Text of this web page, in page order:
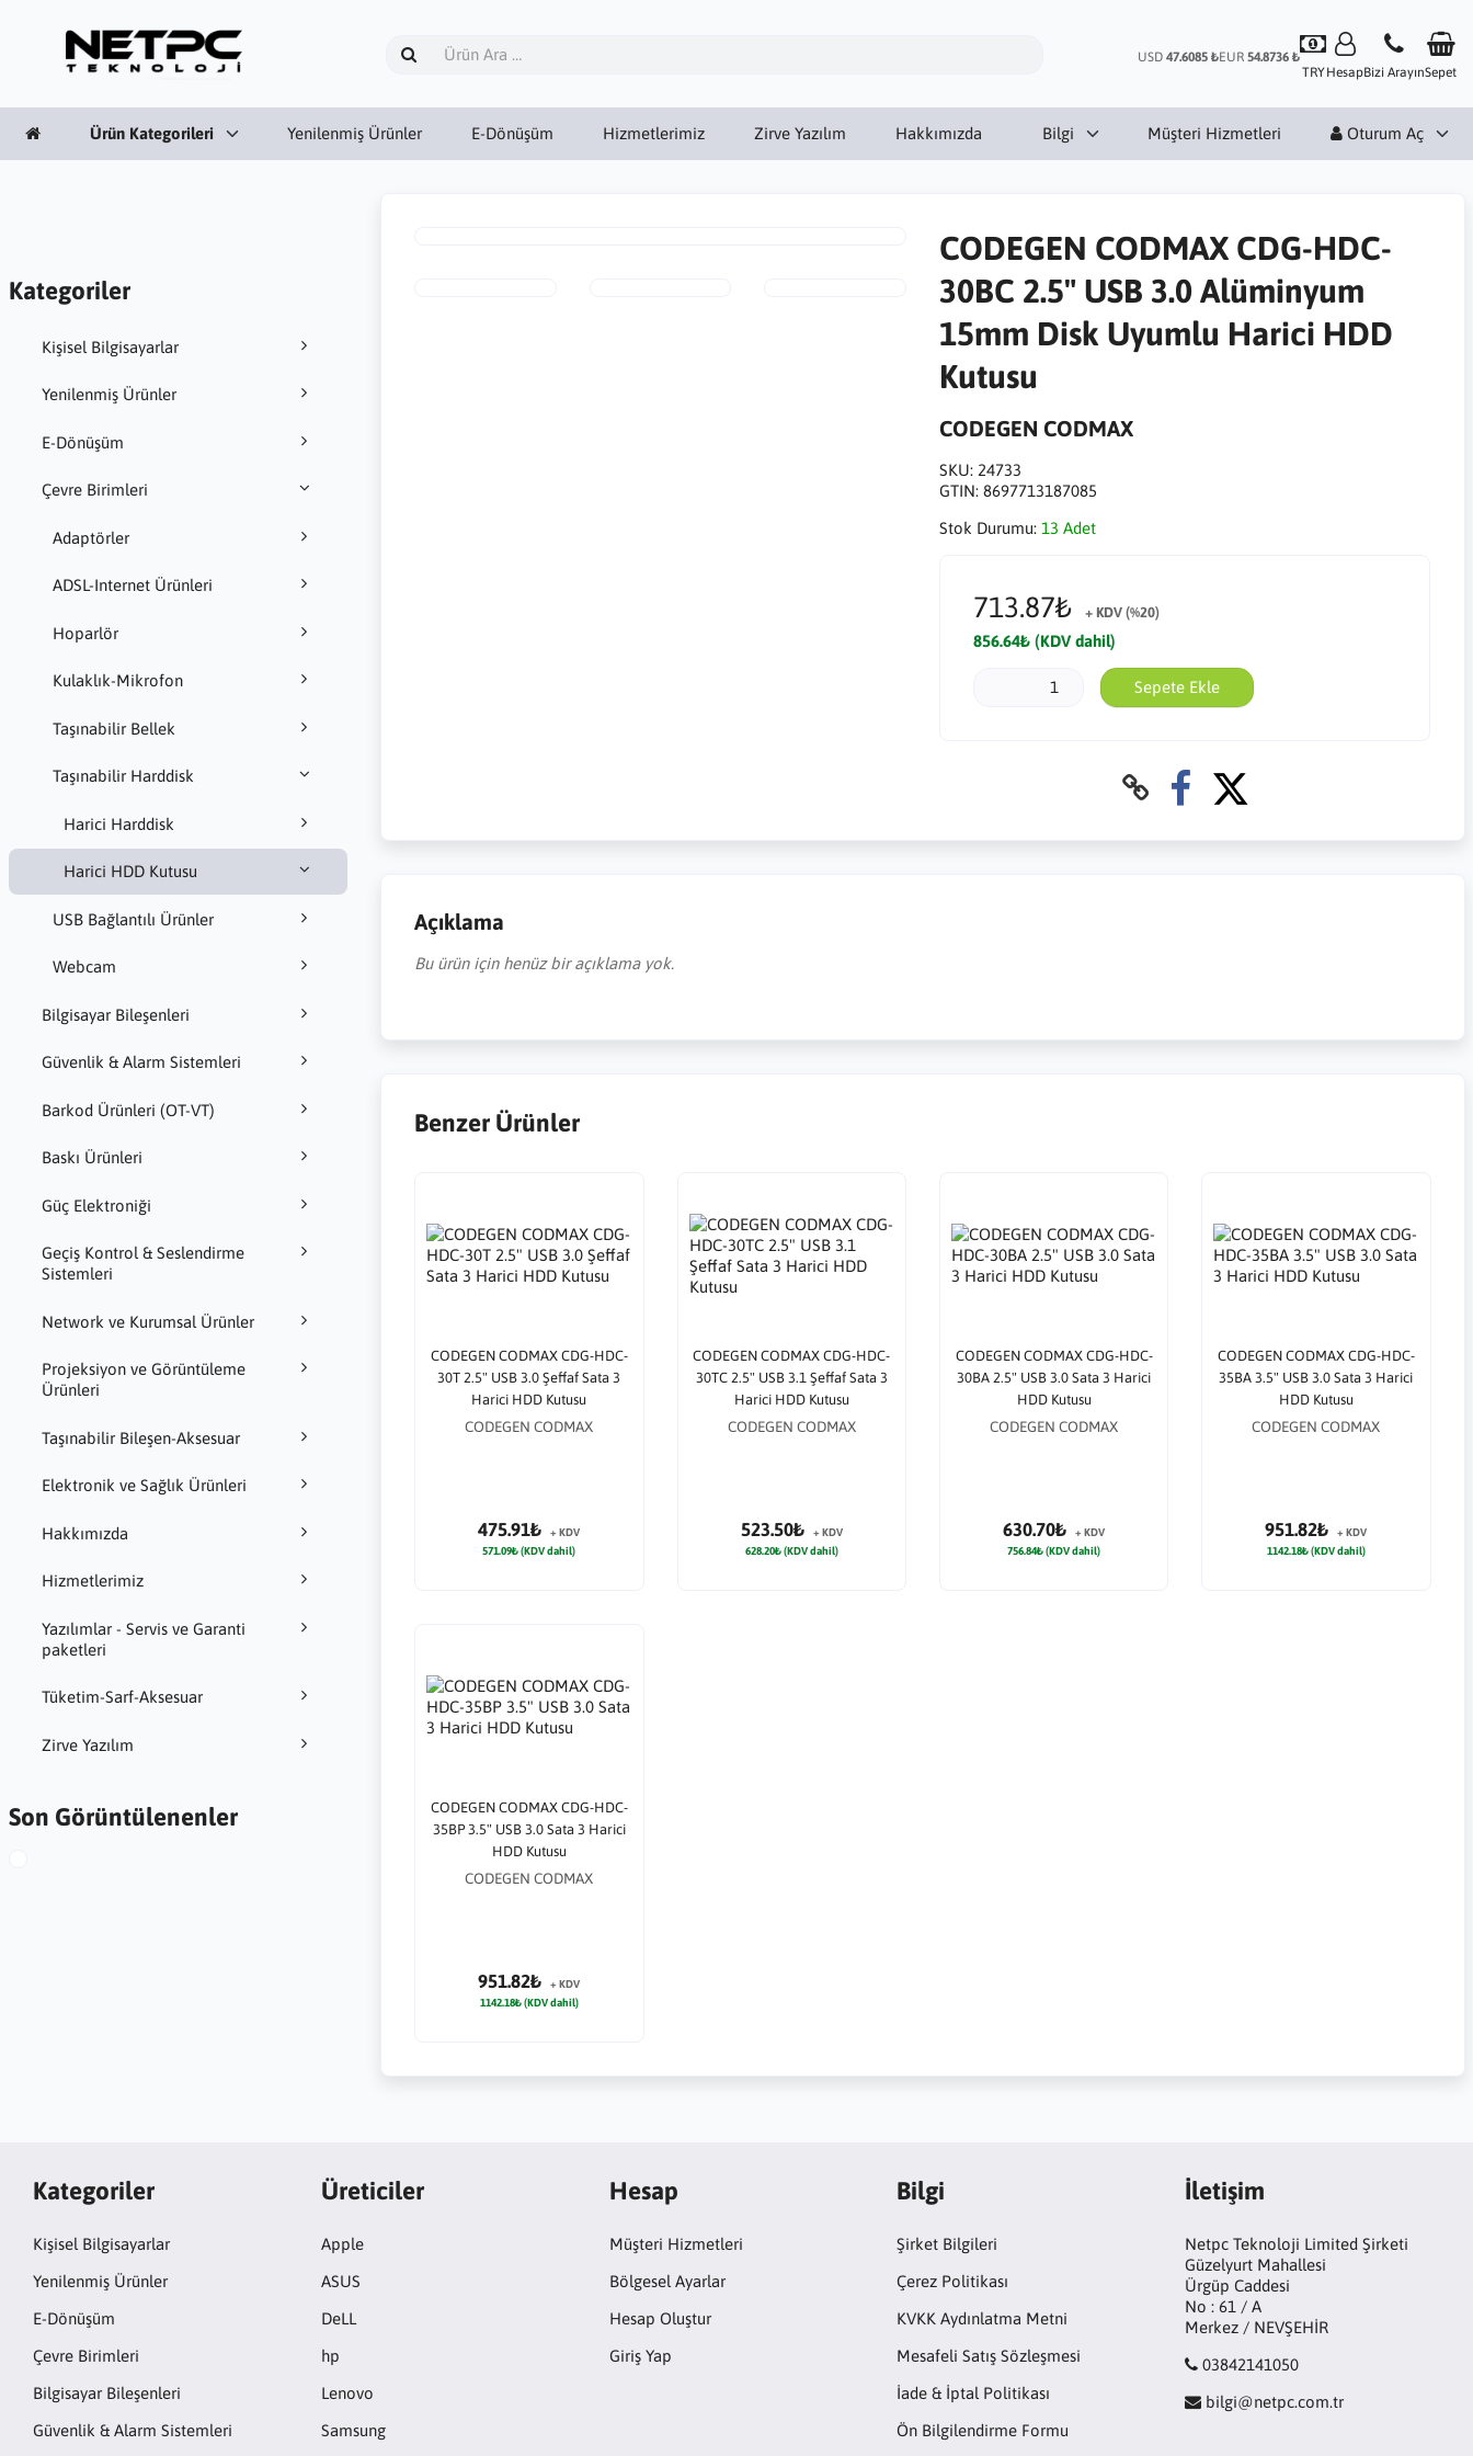
USD 47.6085 ₺EUR 54.8736 ₺
TRYHesapBizi ArayınSepet
Ürün Kategorileri Yenilenmiş Ürünler E-Dönüşüm Hizmetlerimiz Zirve Yazılım Hakkımızda Bilgi Müşteri Hizmetleri Oturum Aç
Kategoriler
Kişisel Bilgisayarlar
Yenilenmiş Ürünler
E-Dönüşüm
Çevre Birimleri
Adaptörler
ADSL-Internet Ürünleri
Hoparlör
Kulaklık-Mikrofon
Taşınabilir Bellek
Taşınabilir Harddisk
Harici Harddisk
Harici HDD Kutusu
USB Bağlantılı Ürünler
Webcam
Bilgisayar Bileşenleri
Güvenlik & Alarm Sistemleri
Barkod Ürünleri (OT-VT)
Baskı Ürünleri
Güç Elektroniği
Geçiş Kontrol & Seslendirme
Sistemleri
Network ve Kurumsal Ürünler
Projeksiyon ve Görüntüleme
Ürünleri
Taşınabilir Bileşen-Aksesuar
Elektronik ve Sağlık Ürünleri
Hakkımızda
Hizmetlerimiz
Yazılımlar - Servis ve Garanti
paketleri
Tüketim-Sarf-Aksesuar
Zirve Yazılım
Son Görüntülenenler
CODEGEN CODMAX CDG-HDC-
30BC 2.5" USB 3.0 Alüminyum
15mm Disk Uyumlu Harici HDD
Kutusu
CODEGEN CODMAX
SKU: 24733
GTIN: 8697713187085
Stok Durumu: 13 Adet
713.87₺ + KDV (%20)
856.64₺ (KDV dahil)
Sepete Ekle
Açıklama
Bu ürün için henüz bir açıklama yok.
Benzer Ürünler
CODEGEN CODMAX CDG-HDC-
30T 2.5" USB 3.0 Şeffaf Sata 3
Harici HDD Kutusu
CODEGEN CODMAX
475.91₺
+ KDV
571.09₺ (KDV dahil)
CODEGEN CODMAX CDG-HDC-
30TC 2.5" USB 3.1 Şeffaf Sata 3
Harici HDD Kutusu
CODEGEN CODMAX
523.50₺
+ KDV
628.20₺ (KDV dahil)
CODEGEN CODMAX CDG-HDC-
30BA 2.5" USB 3.0 Sata 3 Harici
HDD Kutusu
CODEGEN CODMAX
630.70₺
+ KDV
756.84₺ (KDV dahil)
CODEGEN CODMAX CDG-HDC-
35BA 3.5" USB 3.0 Sata 3 Harici
HDD Kutusu
CODEGEN CODMAX
951.82₺
+ KDV
1142.18₺ (KDV dahil)
CODEGEN CODMAX CDG-HDC-
35BP 3.5" USB 3.0 Sata 3 Harici
HDD Kutusu
CODEGEN CODMAX
951.82₺
+ KDV
1142.18₺ (KDV dahil)
Kategoriler
Kişisel Bilgisayarlar
Yenilenmiş Ürünler
E-Dönüşüm
Çevre Birimleri
Bilgisayar Bileşenleri
Güvenlik & Alarm Sistemleri
Üreticiler
Apple
ASUS
DeLL
hp
Lenovo
Samsung
Hesap
Müşteri Hizmetleri
Bölgesel Ayarlar
Hesap Oluştur
Giriş Yap
Bilgi
Şirket Bilgileri
Çerez Politikası
KVKK Aydınlatma Metni
Mesafeli Satış Sözleşmesi
İade & İptal Politikası
Ön Bilgilendirme Formu
İletişim
Netpc Teknoloji Limited Şirketi
Güzelyurt Mahallesi
Ürgüp Caddesi
No : 61 / A
Merkez / NEVŞEHİR
03842141050
bilgi@netpc.com.tr